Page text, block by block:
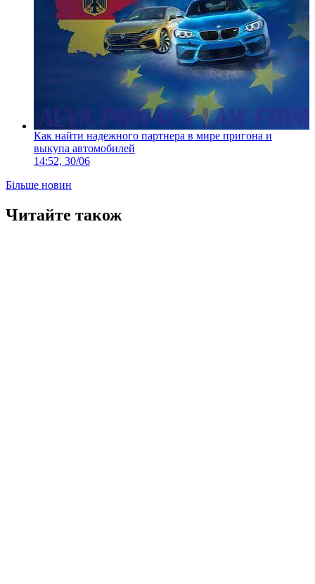
Как найти надежного партнера в мире пригона и
выкупа автомобилей
14:52, 30/06
Більше новин
Читайте також